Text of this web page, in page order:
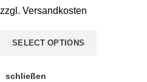
zzgl. Versandkosten
SELECT OPTIONS
schließen